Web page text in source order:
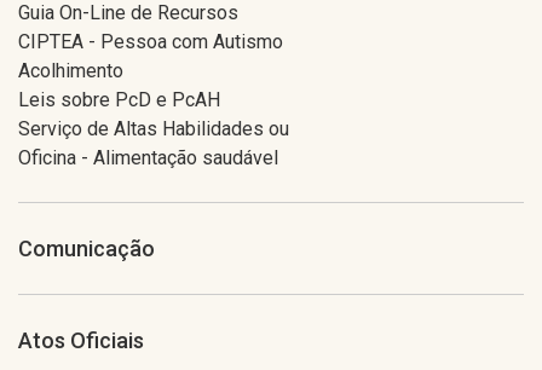
Guia On-Line de Recursos
CIPTEA - Pessoa com Autismo
Acolhimento
Leis sobre PcD e PcAH
Serviço de Altas Habilidades ou
Oficina - Alimentação saudável
Comunicação
Atos Oficiais